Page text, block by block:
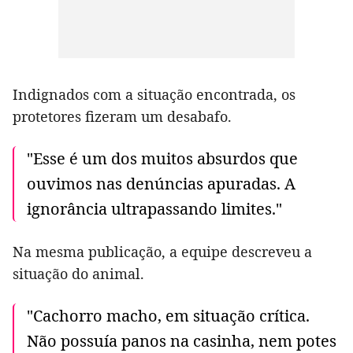
Indignados com a situação encontrada, os
protetores fizeram um desabafo.
"Esse é um dos muitos absurdos que
ouvimos nas denúncias apuradas. A
ignorância ultrapassando limites."
Na mesma publicação, a equipe descreveu a
situação do animal.
"Cachorro macho, em situação crítica.
Não possuía panos na casinha, nem potes